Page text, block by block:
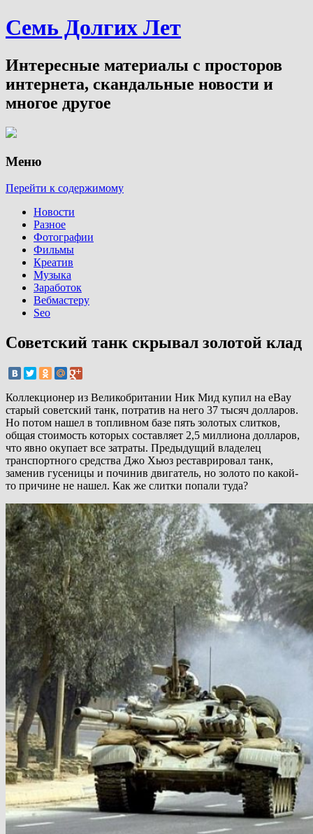
Семь Долгих Лет
Интересные материалы с просторов
интернета, скандальные новости и
многое другое
Меню
Перейти к содержимому
Новости
Разное
Фотографии
Фильмы
Креатив
Музыка
Заработок
Вебмастеру
Seo
Советский танк скрывал золотой клад
Коллекционер из Великобритании Ник Мид купил на eBay
старый советский танк, потратив на него 37 тысяч долларов.
Но потом нашел в топливном базе пять золотых слитков,
общая стоимость которых составляет 2,5 миллиона долларов,
что явно окупает все затраты. Предыдущий владелец
транспортного средства Джо Хьюз реставрировал танк,
заменив гусеницы и починив двигатель, но золото по какой-
то причине не нашел. Как же слитки попали туда?